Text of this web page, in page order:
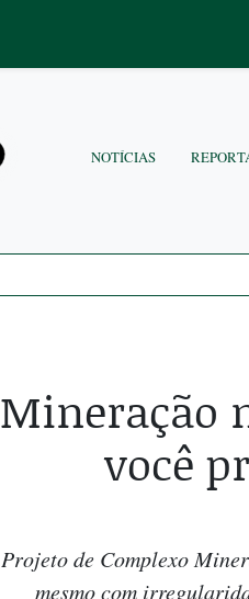
NOTÍCIAS
Mineração
você
Projeto de Complexo
mesmo com